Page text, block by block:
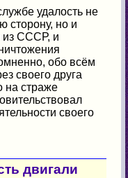
удалость не
сторону, но и
из СССР, и
обо всём
своего друга
на страже
своего
двигали